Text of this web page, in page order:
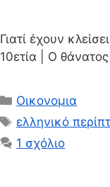
Γιατί έχουν
10ετία | Ο
Κατηγορίες
Οικονομια
Ετικέτες
ελληνικό
1 σχόλιο